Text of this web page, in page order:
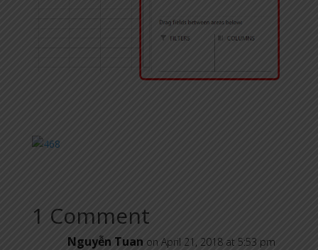
1 Comment
Nguyễn Tuan on April 21, 2018 at 5:53 pm